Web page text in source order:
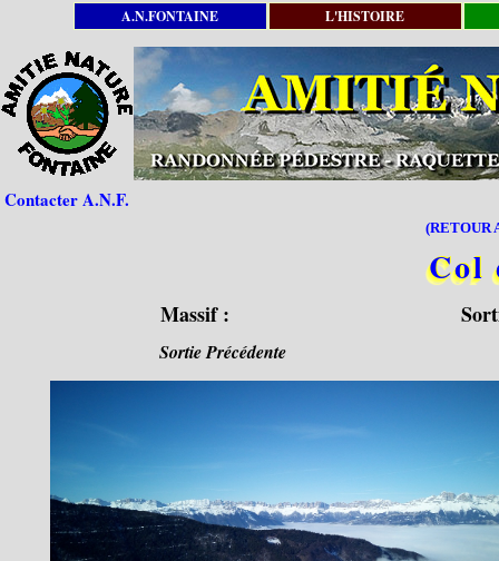
A.N.FONTAINE L'HISTOIRE
Contacter A.N.F.
(RETOUR
Col
Massif :
Sortie Précédente